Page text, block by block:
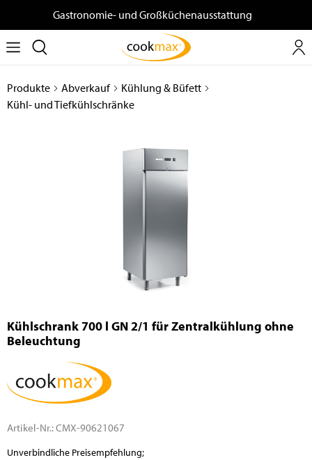
Gastronomie- und Großküchenausstattung
Produkte Abverkauf
Kühlung & Büfett
Kühl- und Tiefkühlschränke
Kühlschrank 700 l GN 2/1 für Zentralkühlung ohne
Beleuchtung
Artikel-Nr.:CMX-90621067
Unverbindliche Preisempfehlung;